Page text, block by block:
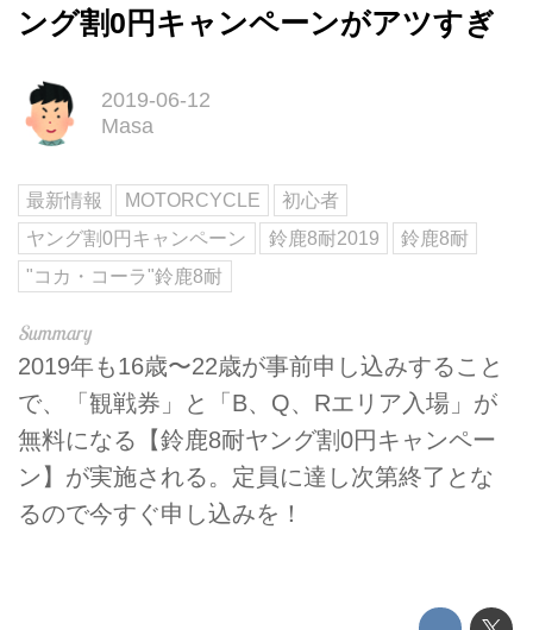
ング割0円キャンペーンがアツすぎ
2019-06-12
Masa
最新情報 MOTORCYCLE
初心者
ヤング割0円キャンペーン
鈴鹿8耐2019
鈴鹿8耐
"コカ・コーラ"鈴鹿8耐
2019年も16歳〜22歳が事前申し込みすること
で、「観戦券」と「B、Q、Rエリア入場」が
無料になる【鈴鹿8耐ヤング割0円キャンペー
ン】が実施される。定員に達し次第終了とな
るので今すぐ申し込みを！